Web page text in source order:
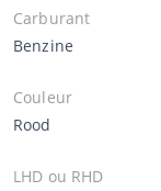
Carburant
Benzine
Couleur
Rood
LHD ou RHD